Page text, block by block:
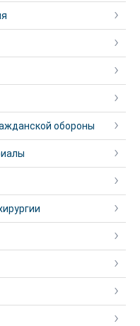
обороны